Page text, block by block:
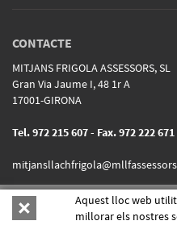
CONTACTE
MITJANS FRIGOLA ASSESSORS, SL
Gran Via Jaume I, 48 1r A
17001-GIRONA
Tel. 972 215 607 - Fax. 972 222 671
POLITICA DE
Aquest lloc web
millorar els nostres